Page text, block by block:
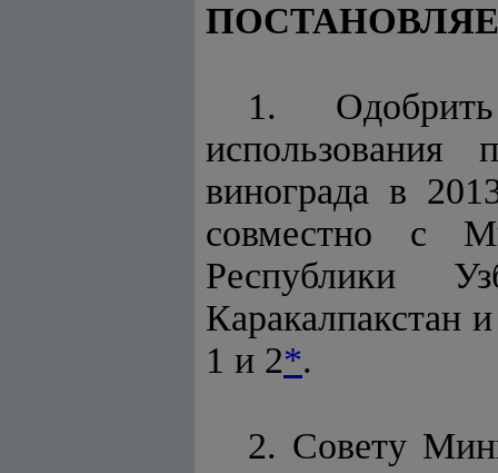
1.
использования
винограда в
совместно с
Республики
Каракалпакстан
1 и 2*.
2. Совету